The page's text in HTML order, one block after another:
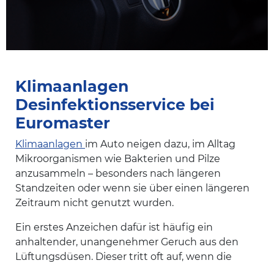
Klimaanlagen
Desinfektionsservice bei
Euromaster
Klimaanlagen im Auto neigen dazu, im Alltag
Mikroorganismen wie Bakterien und Pilze
anzusammeln – besonders nach längeren
Standzeiten oder wenn sie über einen längeren
Zeitraum nicht genutzt wurden.
Ein erstes Anzeichen dafür ist häufig ein
anhaltender, unangenehmer Geruch aus den
Lüftungsdüsen. Dieser tritt oft auf, wenn die